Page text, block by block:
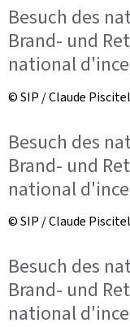
Besuch des
Brand- und
national
© SIP / Claude
Besuch des
Brand- und
national
© SIP / Claude
Besuch des
Brand- und
national